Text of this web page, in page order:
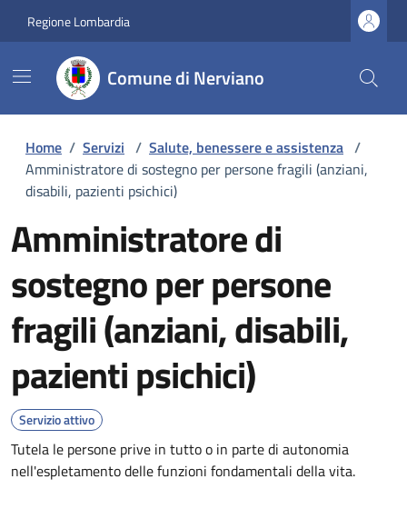
Regione Lombardia
Comune di Nerviano
Home / Servizi / Salute, benessere e assistenza /
Amministratore di sostegno per persone fragili (anziani,
disabili, pazienti psichici)
Amministratore di
sostegno per persone
fragili (anziani, disabili,
pazienti psichici)
Servizio attivo
Tutela le persone prive in tutto o in parte di autonomia
nell'espletamento delle funzioni fondamentali della vita.